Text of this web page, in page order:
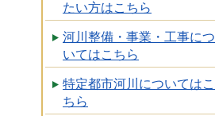
たい方はこちら
河川整備・事業・工事につ
いてはこちら
特定都市河川についてはこ
ちら